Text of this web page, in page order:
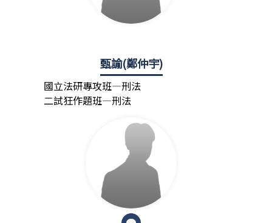
甄諭(鄭仲宇)
國立法研專攻班—刑法
二試狂作題班—刑法